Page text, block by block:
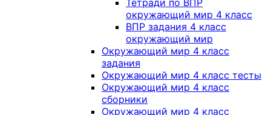
Тетради по ВПР
окружающий мир 4 класс
ВПР задания 4 класс
окружающий мир
Окружающий мир 4 класс
задания
Окружающий мир 4 класс тесты
Окружающий мир 4 класс
сборники
Окружающий мир 4 класс